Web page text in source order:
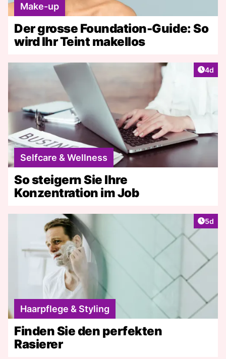
Make-up
Der grosse Foundation-Guide: So
wird Ihr Teint makellos
4d
Selfcare & Wellness
So steigern Sie Ihre
Konzentration im Job
5d
Haarpflege & Styling
Finden Sie den perfekten
Rasierer